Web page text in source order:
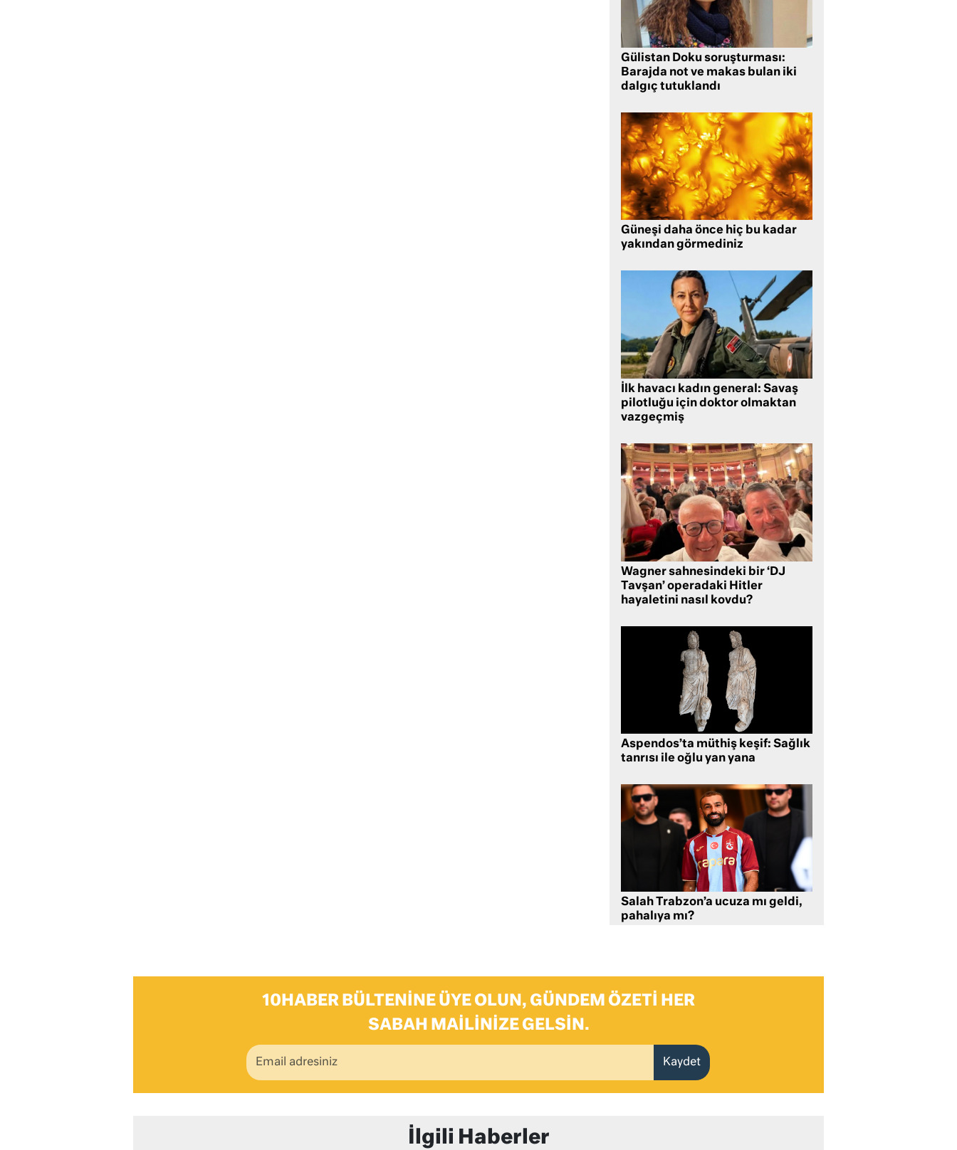
Gülistan Doku soruşturması:
Barajda not ve makas bulan iki
dalgıç tutuklandı
Güneşi daha önce hiç bu kadar
yakından görmediniz
İlk havacı kadın general: Savaş
pilotluğu için doktor olmaktan
vazgeçmiş
Wagner sahnesindeki bir ‘DJ
Tavşan’ operadaki Hitler
hayaletini nasıl kovdu?
Aspendos’ta müthiş keşif: Sağlık
tanrısı ile oğlu yan yana
Salah Trabzon’a ucuza mı geldi,
pahalıya mı?
10HABER BÜLTENINE ÜYE OLUN, GÜNDEM ÖZETI HER
SABAH MAILINIZE GELSIN.
Kaydet
İlgili Haberler